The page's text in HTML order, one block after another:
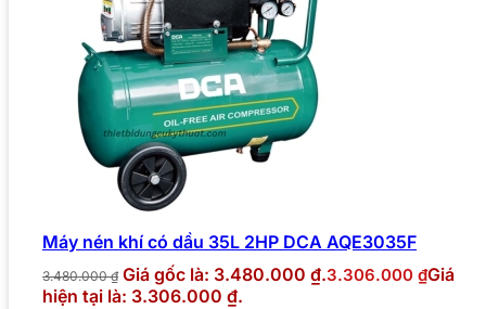
Máy nén khí có dầu 35L 2HP DCA AQE3035F
3.480.000₫ Giá gốc là: 3.480.000 ₫.3.306.000 ₫Giá
hiện tại là: 3.306.000 ₫.